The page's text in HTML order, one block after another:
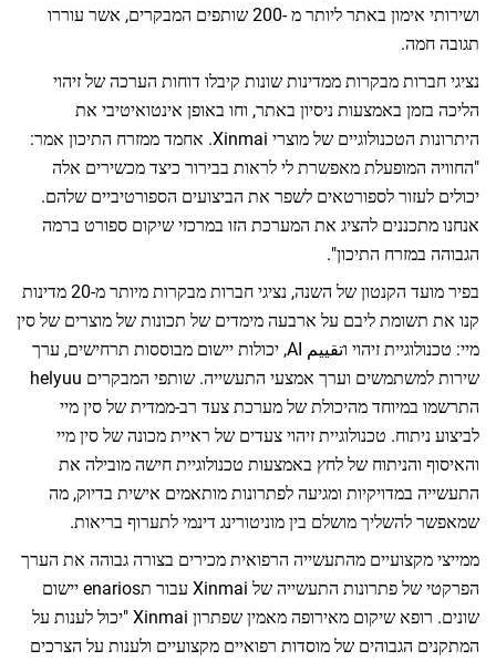
ושירותי אימון באתר ליותר מ -200 שותפים המבקרים, אשר עוררו
מבקרות ממדינות שונות קיבלו דוחות הערכה של זיהוי
באמצעות ניסיון באתר, וחו באופן אינטואיטיבי את
היתרונות הטכנולוגיים של מוצרי Xinmai. אחמד ממזרח התיכון אמר:
מאפשרת לי לראות בבירור כיצד מכשירים אלה
לספורטאים לשפר את הביצועים הספורטיביים שלהם.
להציג את המערכת הזו במרכזי שיקום ספורט ברמה
התיכון".
בפיר מועד הקנטון של השנה, נציגי חברות מבקרות מיותר מ-20 מדינות
ליבם על ארבעה מימדים של תכונות של מוצרים של סין
מיי: טכנולוגיית זיהוי וتقييم AI, יכולות יישום מבוססות תרחישים, ערך
שירות למשתמשים וערך אמצעי התעשייה. שותפי המבקרים helyuu
מהיכולת של מערכת צעד רב-ממדית של סין מיי
טכנולוגיית זיהוי צעדים של ראיית מכונה של סין מיי
של לחץ באמצעות טכנולוגיית חישה מובילה את
ומגיעה לפתרונות מותאמים אישית בדיוק, מה
מושלם בין מוניטורינג דינמי לתערוף בריאות.
מהתעשייה הרפואית מכירים בצורה גבוהה את הערך
הפרקטי של פתרונות התעשייה של Xinmai עבור תenarios יישום
שונים. רופא שיקום מאירופה מאמין שפתרון Xinmai "יכול לענות על
של מוסדות רפואיים מקצועיים ולענות על הצרכים